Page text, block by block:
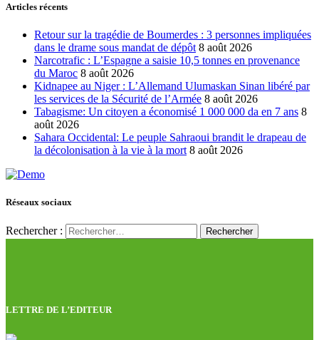
Articles récents
Retour sur la tragédie de Boumerdes : 3 personnes impliquées
dans le drame sous mandat de dépôt 8 août 2026
Narcotrafic : L’Espagne a saisie 10,5 tonnes en provenance
du Maroc 8 août 2026
Kidnapee au Niger : L’Allemand Ulumaskan Sinan libéré par
les services de la Sécurité de l’Armée 8 août 2026
Tabagisme: Un citoyen a économisé 1 000 000 da en 7 ans 8
août 2026
Sahara Occidental: Le peuple Sahraoui brandit le drapeau de
la décolonisation à la vie à la mort 8 août 2026
Réseaux sociaux
Rechercher :
LETTRE DE L’EDITEUR